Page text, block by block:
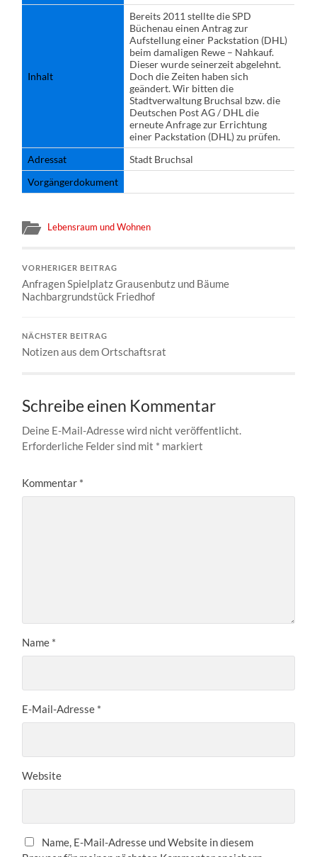
Inhalt
Bereits 2011 stellte die SPD
Büchenau einen Antrag zur
Aufstellung einer Packstation (DHL)
beim damaligen Rewe – Nahkauf.
Dieser wurde seinerzeit abgelehnt.
Doch die Zeiten haben sich
geändert. Wir bitten die
Stadtverwaltung Bruchsal bzw. die
Deutschen Post AG / DHL die
erneute Anfrage zur Errichtung
einer Packstation (DHL) zu prüfen.
Adressat
Stadt Bruchsal
Vorgängerdokument
Lebensraum und Wohnen
VORHERIGER BEITRAG
Anfragen Spielplatz Grausenbutz und Bäume
Nachbargrundstück Friedhof
NÄCHSTER BEITRAG
Notizen aus dem Ortschaftsrat
Schreibe einen Kommentar
Deine E-Mail-Adresse wird nicht veröffentlicht.
Erforderliche Felder sind mit * markiert
Kommentar *
Name *
E-Mail-Adresse *
Website
Name, E-Mail-Adresse und Website in diesem